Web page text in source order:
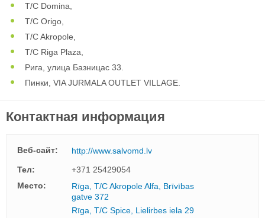
T/C Domina,
T/C Origo,
T/C Akropole,
T/C Riga Plaza,
Рига, улица Базницас 33.
Пинки, VIA JURMALA OUTLET VILLAGE.
Контактная информация
Веб-сайт:
http://www.salvomd.lv
Тел:
+371 25429054
Mесто:
Rīga, T/C Akropole Alfa, Brīvības
gatve 372
Rīga, T/C Spice, Lielirbes iela 29